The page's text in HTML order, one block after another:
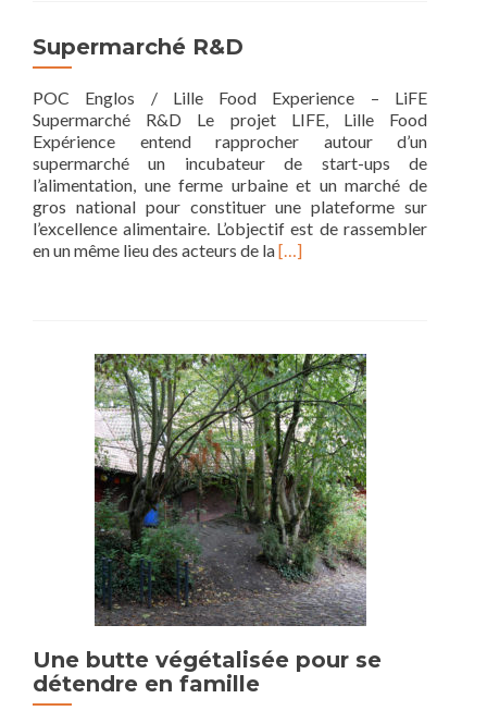
Soie
pour
tisser
des
liens
Supermarché R&D
POC Englos / Lille Food Experience – LiFE
Supermarché R&D Le projet LIFE, Lille Food
Expérience entend rapprocher autour d’un
supermarché un incubateur de start-ups de
l’alimentation, une ferme urbaine et un marché de
gros national pour constituer une plateforme sur
l’excellence alimentaire. L’objectif est de rassembler
en un même lieu des acteurs de laRead
[…]
Une butte végétalisée pour se
détendre en famille